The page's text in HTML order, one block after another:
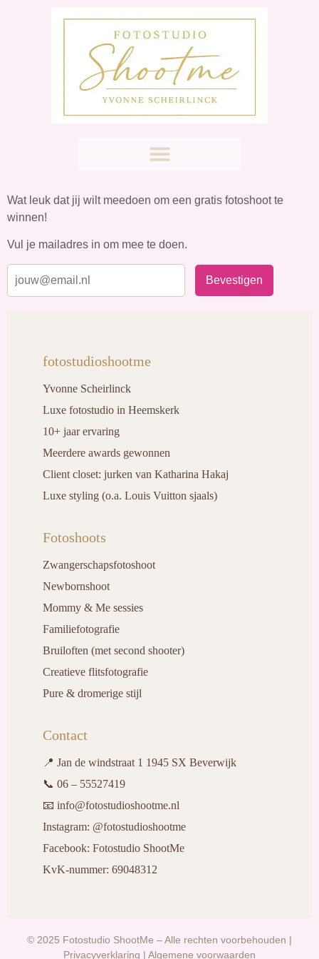
Wat leuk dat jij wilt meedoen om een gratis fotoshoot te
winnen!
Vul je mailadres in om mee te doen.
Bevestigen
fotostudioshootme
Yvonne Scheirlinck
Luxe fotostudio in Heemskerk
10+ jaar ervaring
Meerdere awards gewonnen
Client closet: jurken van Katharina Hakaj
Luxe styling (o.a. Louis Vuitton sjaals)
Fotoshoots
Zwangerschapsfotoshoot
Newbornshoot
Mommy & Me sessies
Familiefotografie
Bruiloften (met second shooter)
Creatieve flitsfotografie
Pure & dromerige stijl
Contact
📍 Jan de windstraat 1 1945 SX Beverwijk
📞 06 – 55527419
📧 info@fotostudioshootme.nl
Instagram: @fotostudioshootme
Facebook: Fotostudio ShootMe
KvK-nummer: 69048312
© 2025 Fotostudio ShootMe – Alle rechten voorbehouden |
Privacyverklaring | Algemene voorwaarden